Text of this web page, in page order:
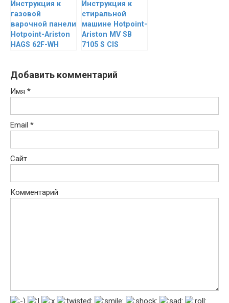
Инструкция к
газовой
варочной панели
Hotpoint-Ariston
HAGS 62F-WH
Инструкция к
стиральной
машине Hotpoint-
Ariston MV SB
7105 S CIS
Добавить комментарий
Имя *
Email *
Сайт
Комментарий